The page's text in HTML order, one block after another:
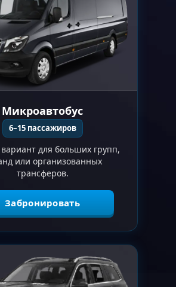
Микроавтобус
6–15 пассажиров
для больших групп,
или организованных
трансферов.
Забронировать